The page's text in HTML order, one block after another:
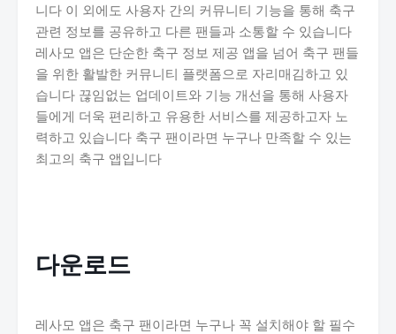
니다 이 외에도 사용자 간의 커뮤니티 기능을 통해 축구
관련 정보를 공유하고 다른 팬들과 소통할 수 있습니다
레사모 앱은 단순한 축구 정보 제공 앱을 넘어 축구 팬들
을 위한 활발한 커뮤니티 플랫폼으로 자리매김하고 있
습니다 끊임없는 업데이트와 기능 개선을 통해 사용자
들에게 더욱 편리하고 유용한 서비스를 제공하고자 노
력하고 있습니다 축구 팬이라면 누구나 만족할 수 있는
최고의 축구 앱입니다
다운로드
레사모 앱은 축구 팬이라면 누구나 꼭 설치해야 할 필수